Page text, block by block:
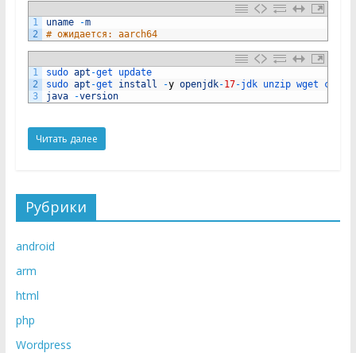
1
2
uname -m
# ожидается: aarch64
1
2
3
sudo apt -get update
sudo apt -get install -y openjdk-17-jdk unzip wget curl
java
-version
Читать далее
Рубрики
android
arm
html
php
Wordpress